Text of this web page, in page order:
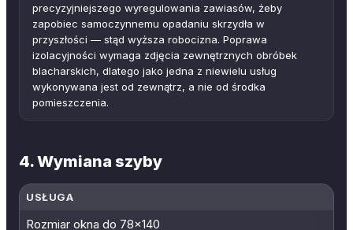
precyzyjniejszego wyregulowania zawiasów, żeby
zapobiec samoczynnemu opadaniu skrzydła w
przyszłości — stąd wyższa robocizna. Poprawa
izolacyjności wymaga zdjęcia zewnętrznych obróbek
blacharskich, dlatego jako jedna z niewielu usług
wykonywana jest od zewnątrz, a nie od środka
pomieszczenia.
4. Wymiana szyby
USŁUGA
Rozmiar okna do 78×140